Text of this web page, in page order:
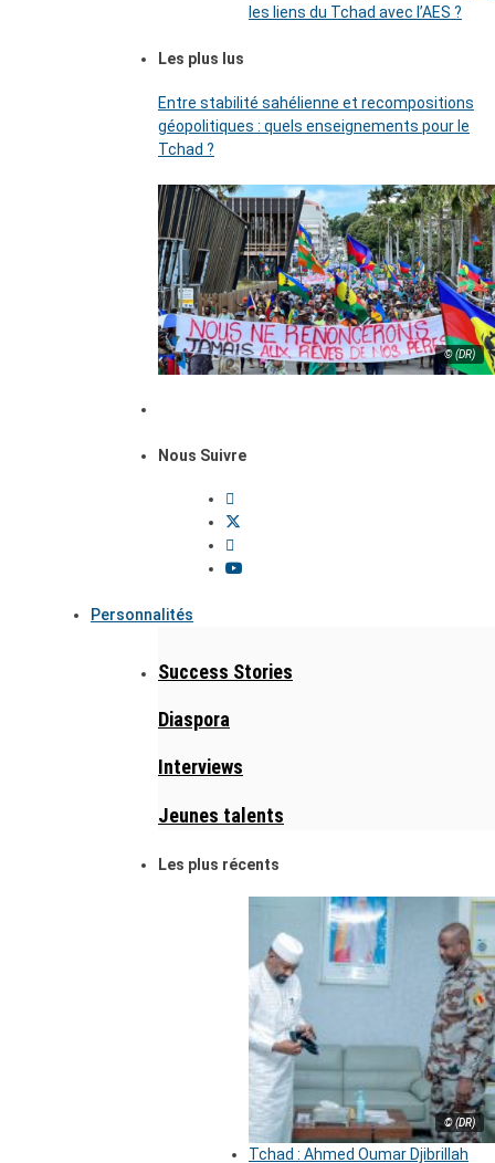
les liens du Tchad avec l’AES ?
Les plus lus
Entre stabilité sahélienne et recompositions
géopolitiques : quels enseignements pour le
Tchad ?
© (DR)
Nous Suivre
Personnalités
Success Stories
Diaspora
Interviews
Jeunes talents
Les plus récents
© (DR)
Tchad : Ahmed Oumar Djibrillah